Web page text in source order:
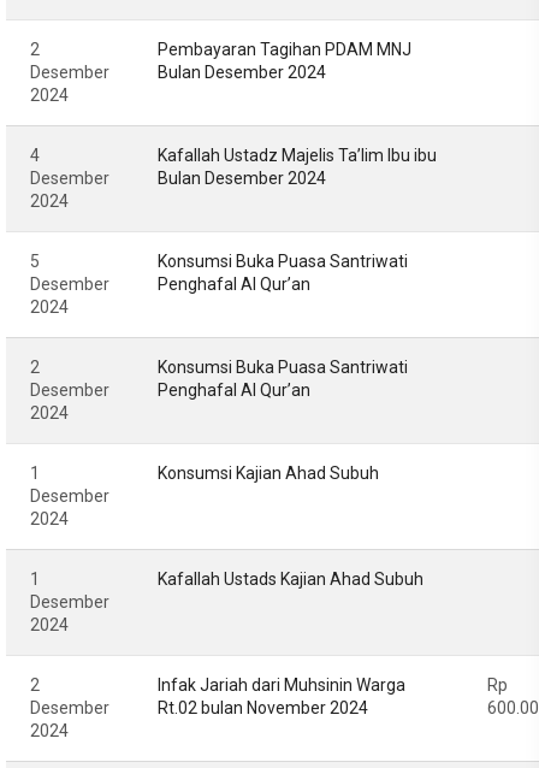
2
Desember
2024
Pembayaran Tagihan PDAM MNJ
Bulan Desember 2024
4
Desember
2024
Kafallah Ustadz Majelis Ta’lim Ibu ibu
Bulan Desember 2024
5
Desember
2024
Konsumsi Buka Puasa Santriwati
Penghafal Al Qur’an
2
Desember
2024
Konsumsi Buka Puasa Santriwati
Penghafal Al Qur’an
1
Desember
2024
Konsumsi Kajian Ahad Subuh
1
Desember
2024
Kafallah Ustads Kajian Ahad Subuh
2
Desember
2024
Infak Jariah dari Muhsinin Warga
Rt.02 bulan November 2024
Rp